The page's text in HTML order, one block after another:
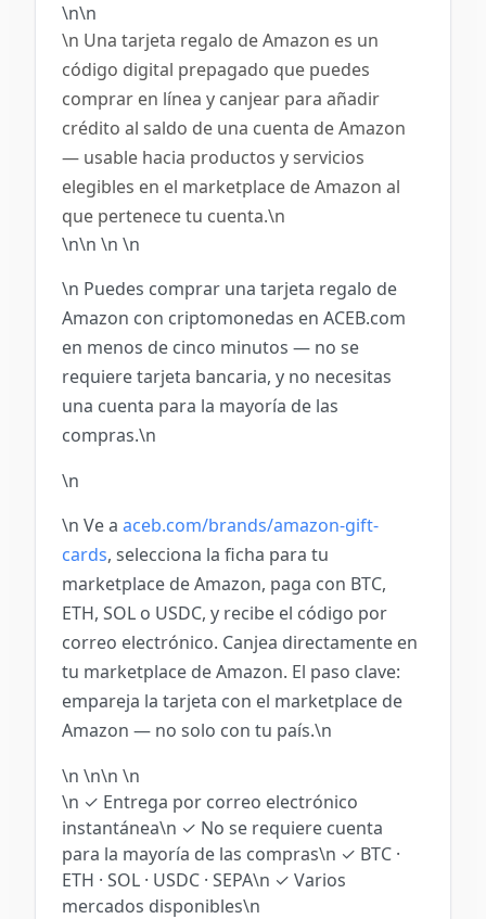
\n\n
\n Una tarjeta regalo de Amazon es un
código digital prepagado que puedes
comprar en línea y canjear para añadir
crédito al saldo de una cuenta de Amazon
— usable hacia productos y servicios
elegibles en el marketplace de Amazon al
que pertenece tu cuenta.\n
\n\n \n \n
\n Puedes comprar una tarjeta regalo de
Amazon con criptomonedas en ACEB.com
en menos de cinco minutos — no se
requiere tarjeta bancaria, y no necesitas
una cuenta para la mayoría de las
compras.\n
\n
\n Ve a aceb.com/brands/amazon-gift-
cards, selecciona la ficha para tu
marketplace de Amazon, paga con BTC,
ETH, SOL o USDC, y recibe el código por
correo electrónico. Canjea directamente en
tu marketplace de Amazon. El paso clave:
empareja la tarjeta con el marketplace de
Amazon — no solo con tu país.\n
\n \n\n \n
\n ✓ Entrega por correo electrónico
instantánea\n ✓ No se requiere cuenta
para la mayoría de las compras\n ✓ BTC ·
ETH · SOL · USDC · SEPA\n ✓ Varios
mercados disponibles\n